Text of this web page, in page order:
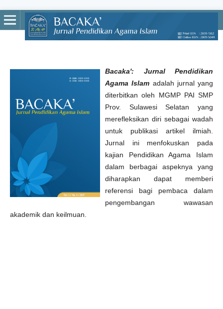
Bacaka': Jurnal Pendidikan
Agama Islam adalah jurnal yang
diterbitkan oleh MGMP PAI SMP
Prov. Sulawesi Selatan yang
merefleksikan diri sebagai wadah
untuk publikasi artikel ilmiah.
Jurnal ini menfokuskan pada
kajian Pendidikan Agama Islam
dalam berbagai aspeknya yang
diharapkan dapat memberi
referensi bagi pembaca dalam
pengembangan wawasan
akademik dan keilmuan.